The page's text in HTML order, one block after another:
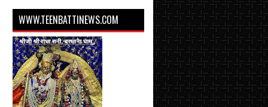
WWW.TEENBATTINEWS.COM